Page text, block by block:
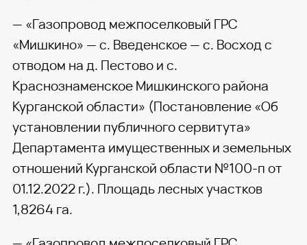
— «Газопровод межпоселковый ГРС
«Мишкино» — с. Введенское — с. Восход с
отводом на д. Пестово и с.
Краснознаменское Мишкинского района
Курганской области» (Постановление «Об
установлении публичного сервитута»
Департамента имущественных и земельных
отношений Курганской области №100-п от
01.12.2022 г.). Площадь лесных участков
1,8264 га.